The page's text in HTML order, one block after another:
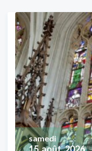
samedi